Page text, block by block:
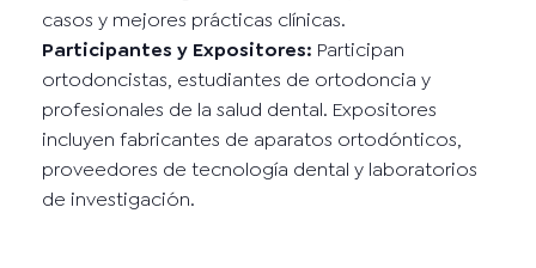
casos y mejores prácticas clínicas.
Participantes y Expositores: Participan
ortodoncistas, estudiantes de ortodoncia y
profesionales de la salud dental. Expositores
incluyen fabricantes de aparatos ortodónticos,
proveedores de tecnología dental y laboratorios
de investigación.